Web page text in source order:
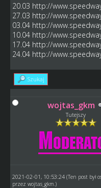
20.03 http://
27.03 http://
03.04 http://
10.04 http://
17.04 http://
24.04 http://
Szukaj
wojtas_gkm
Tutejszy
2021-02-01, 10:53:24 (Ten post był
przez wojtas_gkm .)